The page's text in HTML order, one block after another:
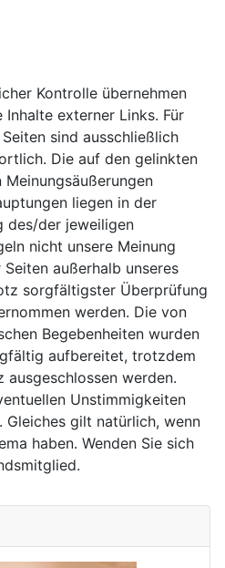
Kontrolle übernehmen
externer Links. Für
sind ausschließlich
Die auf den gelinkten
liegen in der
des/der jeweiligen
nicht unsere Meinung
außerhalb unseres
sorgfältigster Überprüfung
werden. Die von
Begebenheiten wurden
aufbereitet, trotzdem
ausgeschlossen werden.
Unstimmigkeiten
Gleiches gilt natürlich, wenn
haben. Wenden Sie sich